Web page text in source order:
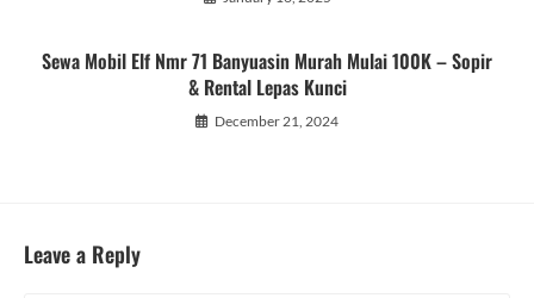
Sewa Mobil Elf Nmr 71 Banyuasin Murah Mulai 100K – Sopir
& Rental Lepas Kunci
December 21, 2024
Leave a Reply